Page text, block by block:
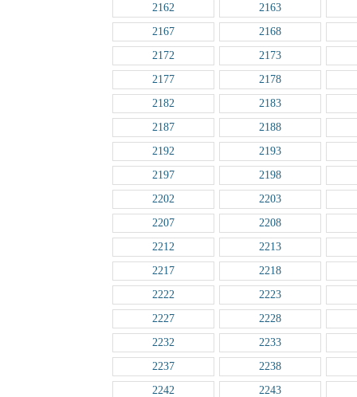
2162
2163
2167
2168
2172
2173
2177
2178
2182
2183
2187
2188
2192
2193
2197
2198
2202
2203
2207
2208
2212
2213
2217
2218
2222
2223
2227
2228
2232
2233
2237
2238
2242
2243